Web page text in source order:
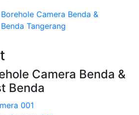
Camera Benda &
Tangerang
Camera Benda &
Benda